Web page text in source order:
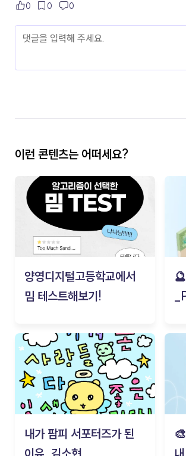
0 0 0
이런 콘텐츠는 어떠세요?
양영디지털고등학교에서
밈 테스트해보기!
내가 팜피 서포터즈가 된